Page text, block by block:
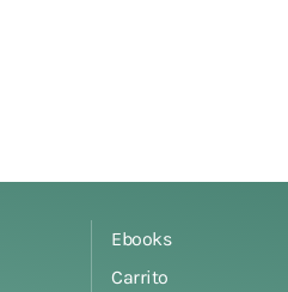
Ebooks
Carrito